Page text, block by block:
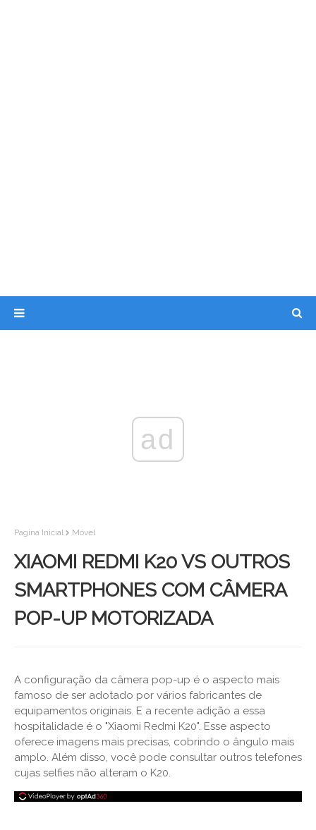
ad
Pagina Inicial Móvel
XIAOMI REDMI K20 VS OUTROS
SMARTPHONES COM CÂMERA
POP-UP MOTORIZADA
A configuração da câmera pop-up é o aspecto mais
famoso de ser adotado por vários fabricantes de
equipamentos originais. E a recente adição a essa
hospitalidade é o "Xiaomi Redmi K20". Esse aspecto
oferece imagens mais precisas, cobrindo o ângulo mais
amplo. Além disso, você pode consultar outros telefones
cujas selfies não alteram o K20.